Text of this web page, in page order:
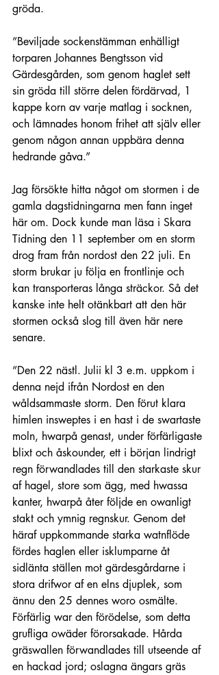
gröda.
”Beviljade sockenstämman enhälligt
torparen Johannes Bengtsson vid
Gärdesgården, som genom haglet sett
sin gröda till större delen fördärvad, 1
kappe korn av varje matlag i socknen,
och lämnades honom frihet att själv eller
genom någon annan uppbära denna
hedrande gåva.”
Jag försökte hitta något om stormen i de
gamla dagstidningarna men fann inget
här om. Dock kunde man läsa i Skara
Tidning den 11 september om en storm
drog fram från nordost den 22 juli. En
storm brukar ju följa en frontlinje och
kan transporteras långa sträckor. Så det
kanske inte helt otänkbart att den här
stormen också slog till även här nere
senare.
”Den 22 nästl. Julii kl 3 e.m. uppkom i
denna nejd ifrån Nordost en den
wåldsammaste storm. Den förut klara
himlen insweptes i en hast i de swartaste
moln, hwarpå genast, under förfärligaste
blixt och åskounder, ett i början lindrigt
regn förwandlades till den starkaste skur
af hagel, store som ägg, med hwassa
kanter, hwarpå åter följde en owanligt
stakt och ymnig regnskur. Genom det
häraf uppkommande starka watnflöde
fördes haglen eller isklumparne åt
sidlänta ställen mot gärdesgårdarne i
stora drifwor af en elns djuplek, som
ännu den 25 dennes woro osmälte.
Förfärlig war den förödelse, som detta
grufliga owäder förorsakade. Hårda
gräswallen förwandlades till utseende af
en hackad jord; oslagna ängars gräs